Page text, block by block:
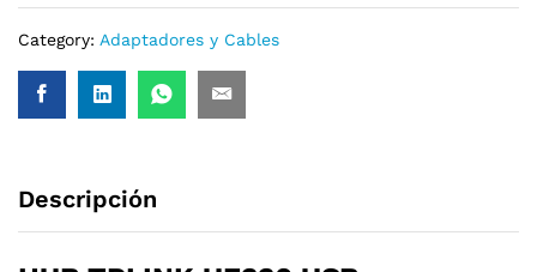
Category: Adaptadores y Cables
Descripción